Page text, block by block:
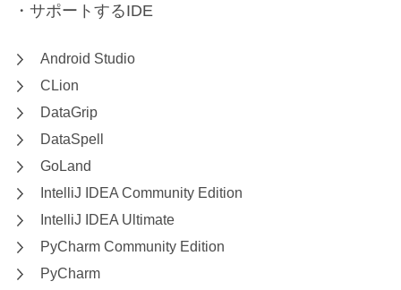
・サポートするIDE
Android Studio
CLion
DataGrip
DataSpell
GoLand
IntelliJ IDEA Community Edition
IntelliJ IDEA Ultimate
PyCharm Community Edition
PyCharm